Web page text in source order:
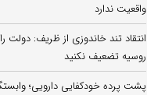
واقعیت ندارد
انتقاد تند خاندوزی از ظریف:
روسیه تضعیف نکنید
پشت پرده خودکفایی دارویی؛